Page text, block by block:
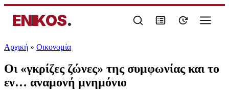
ENIKOS.
Αρχική » Oικονομία
Οι «γκρίζες ζώνες» της συμφωνίας και το
εν… αναμονή μνημόνιο